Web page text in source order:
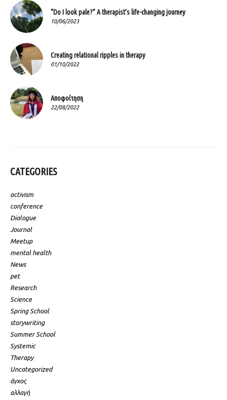
“Do I look pale?” A therapist’s life-changing journey
10/06/2023
Creating relational ripples in therapy
01/10/2022
Αποφοίτηση
22/08/2022
CATEGORIES
activism
conference
Dialogue
Journal
Meetup
mental health
News
pet
Research
Science
Spring School
storywriting
Summer School
Systemic
Therapy
Uncategorized
άγχος
αλλαγή